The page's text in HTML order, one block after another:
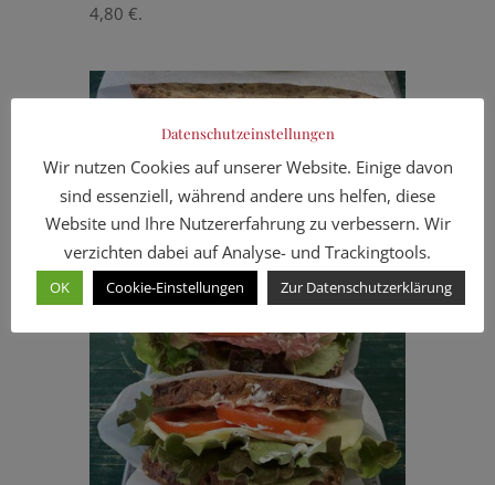
4,80 €.
Datenschutzeinstellungen
Wir nutzen Cookies auf unserer Website. Einige davon
sind essenziell, während andere uns helfen, diese
Website und Ihre Nutzererfahrung zu verbessern. Wir
verzichten dabei auf Analyse- und Trackingtools.
OK Cookie-Einstellungen Zur Datenschutzerklärung